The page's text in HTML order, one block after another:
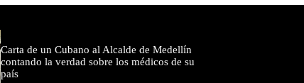
Carta de un Cubano al Alcalde de Medellín
contando la verdad sobre los médicos de su
país